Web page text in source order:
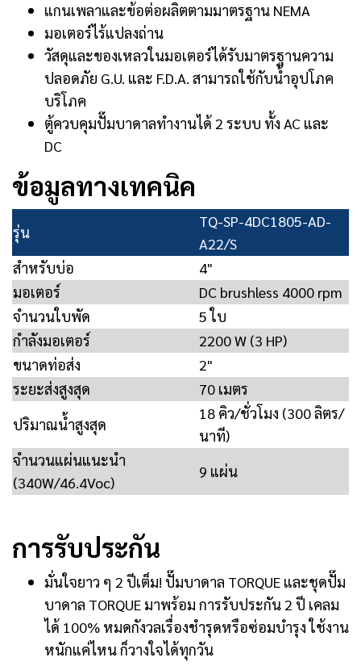
แกนเพลาและข้อต่อผลิตตามมาตรฐาน NEMA
มอเตอร์ไร้แปลงถ่าน
วัสดุและของเหลวในมอเตอร์ได้รับมาตรฐานความ
ปลอดภัย G.U. และ F.D.A. สามารถใช้กับน้ำอุปโภค
บริโภค
ตู้ควบคุมปั๊มบาดาลทำงานได้ 2 ระบบ ทั้ง AC และ
DC
ข้อมูลทางเทคนิค
รุ่น
TQ-SP-4DC1805-AD-
A22/S
สำหรับบ่อ
4"
มอเตอร์
DC brushless 4000 rpm
จำนวนใบพัด
5 ใบ
กำลังมอเตอร์
2200 W (3 HP)
ขนาดท่อส่ง
2"
ระยะส่งสูงสุด
70 เมตร
ปริมาณน้ำสูงสุด
18 คิว/ชั่วโมง (300 ลิตร/
นาที)
จำนวนแผ่นแนะนำ
(340W/46.4Voc)
9 แผ่น
การรับประกัน
มั่นใจยาว ๆ 2 ปีเต็ม! ปั๊มบาดาล TORQUE และชุดปั๊ม
บาดาล TORQUE มาพร้อม การรับประกัน 2 ปี เคลม
ได้ 100% หมดกังวลเรื่องชำรุดหรือซ่อมบำรุง ใช้งาน
หนักแค่ไหน ก็วางใจได้ทุกวัน